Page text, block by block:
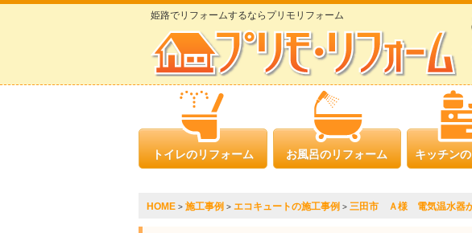
姫路でリフォームするならプリモリフォーム
トイレのリフォーム お風呂のリフォーム キッチン
HOME > 施工事例 > エコキュートの施工事例 > 三田市 Ａ様 電気温水器